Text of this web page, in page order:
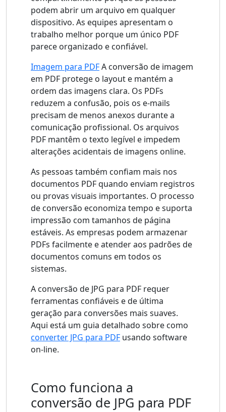
podem abrir um arquivo em qualquer
dispositivo. As equipes apresentam o
trabalho melhor porque um único PDF
parece organizado e confiável.
Imagem para PDFA conversão de imagem
em PDF protege o layout e mantém a
ordem das imagens clara. Os PDFs
reduzem a confusão, pois os e-mails
precisam de menos anexos durante a
comunicação profissional. Os arquivos
PDF mantêm o texto legível e impedem
alterações acidentais de imagens online.
As pessoas também confiam mais nos
documentos PDF quando enviam registros
ou provas visuais importantes. O processo
de conversão economiza tempo e suporta
impressão com tamanhos de página
estáveis. As empresas podem armazenar
PDFs facilmente e atender aos padrões de
documentos comuns em todos os
sistemas.
A conversão de JPG para PDF requer
ferramentas confiáveis ​​e de última
geração para conversões mais suaves.
Aqui está um guia detalhado sobre como
converter JPG para PDF usando software
on-line.
Como funciona a
conversão de JPG para PDF